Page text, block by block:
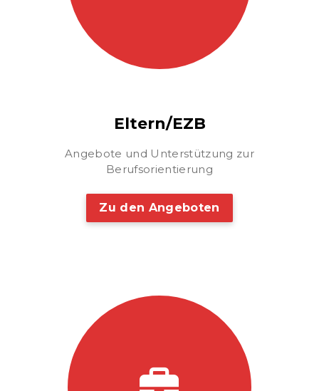
Eltern/EZB
Angebote und Unterstützung zur
Berufsorientierung
Zu den Angeboten